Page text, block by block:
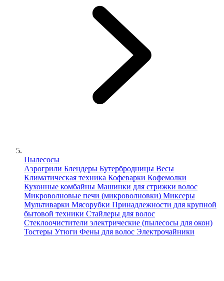
Пылесосы
Аэрогрили Блендеры Бутербродницы Весы
Климатическая техника Кофеварки Кофемолки
Кухонные комбайны Машинки для стрижки волос
Микроволновые печи (микроволновки) Миксеры
Мультиварки Мясорубки Принадлежности для крупной
бытовой техники Стайлеры для волос
Стеклоочистители электрические (пылесосы для окон)
Тостеры Утюги Фены для волос Электрочайники